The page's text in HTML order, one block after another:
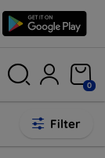
0
Filter